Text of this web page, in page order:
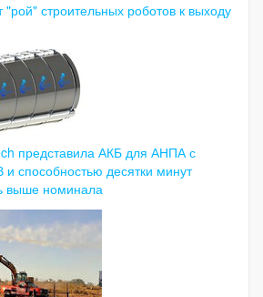
"рой" строительных роботов к выходу
представила АКБ для АНПА с
способностью десятки минут
выше номинала